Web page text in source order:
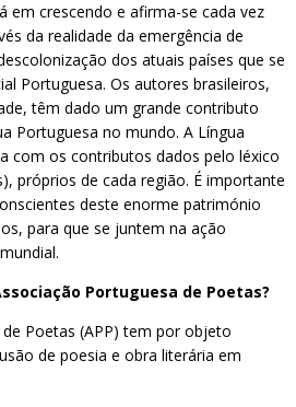
em crescendo e afirma-se cada vez
da realidade da emergência de
dos atuais países que se
Portuguesa. Os autores brasileiros,
têm dado um grande contributo
Portuguesa no mundo. A Língua
com os contributos dados pelo léxico
próprios de cada região. É importante
deste enorme património
para que se juntem na ação
Portuguesa de Poetas?
Poetas (APP) tem por objeto
de poesia e obra literária em